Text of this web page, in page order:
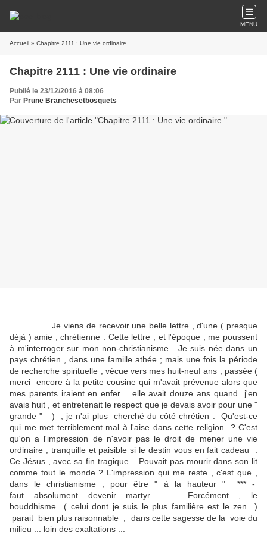
MENU
Accueil » Chapitre 2111 : Une vie ordinaire
Chapitre 2111 : Une vie ordinaire
Publié le 23/12/2016 à 08:06
Par Prune Branchesetbosquets
Je viens de recevoir une belle lettre , d'une ( presque
déjà ) amie , chrétienne . Cette lettre , et l'époque , me poussent
à m'interroger sur mon non-christianisme . Je suis née dans un
pays chrétien , dans une famille athée ; mais une fois la période
de recherche spirituelle , vécue vers mes huit-neuf ans , passée (
merci encore à la petite cousine qui m'avait prévenue alors que
mes parents iraient en enfer .. elle avait douze ans quand j'en
avais huit , et entretenait le respect que je devais avoir pour une "
grande " ) , je n'ai plus cherché du côté chrétien . Qu'est-ce
qui me met terriblement mal à l'aise dans cette religion ? C'est
qu'on a l'impression de n'avoir pas le droit de mener une vie
ordinaire , tranquille et paisible si le destin vous en fait cadeau .
Ce Jésus , avec sa fin tragique .. Pouvait pas mourir dans son lit
comme tout le monde ? L'impression qui me reste , c'est que ,
dans le christianisme , pour être " à la hauteur " *** -
faut absolument devenir martyr ... Forcément , le
bouddhisme ( celui dont je suis le plus familière est le zen )
parait bien plus raisonnable , dans cette sagesse de la voie du
milieu ... loin des exaltations ...